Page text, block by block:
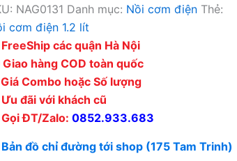
NAG0131 Danh mục: Nồi cơm điện Thẻ:
cơm điện 1.2 lít
FreeShip các quận Hà Nội
Giao hàng COD toàn quốc
Giá Combo hoặc Số lượng
Ưu đãi với khách cũ
Gọi ĐT/Zalo: 0852.933.683
Bản đồ chỉ đường tới shop (175 Tam Trinh)